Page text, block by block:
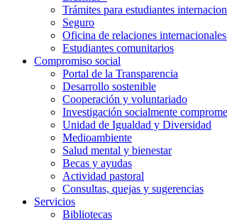
Trámites para estudiantes
Seguro
Oficina de relaciones
Estudiantes comunitarios
Compromiso social
Portal de la Transparencia
Desarrollo sostenible
Cooperación y voluntariado
Investigación socialmente
Unidad de Igualdad y Diversidad
Medioambiente
Salud mental y bienestar
Becas y ayudas
Actividad pastoral
Consultas, quejas y sugerencias
Servicios
Bibliotecas